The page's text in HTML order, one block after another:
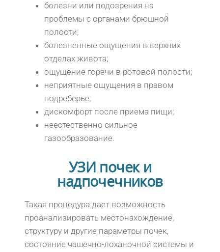
болезни или подозрения на
проблемы с органами брюшной
полости;
болезненные ощущения в верхних
отделах живота;
ощущение горечи в ротовой полости;
неприятные ощущения в правом
подреберье;
дискомфорт после приема пищи;
неестественно сильное
газообразование.
УЗИ почек и
надпочечников
Такая процедура дает возможность
проанализировать местонахождение,
структуру и другие параметры почек,
состояние чашечно-лоханочной системы и